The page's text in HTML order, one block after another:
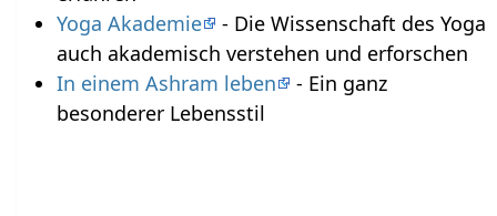
Yoga Akademie
- Die Wissenschaft des Yoga
auch akademisch verstehen und erforschen
In einem Ashram leben
- Ein ganz
besonderer Lebensstil